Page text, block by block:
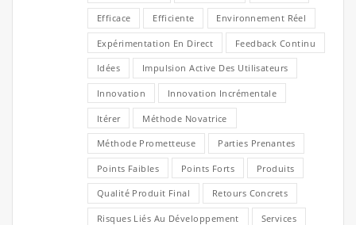
Efficace Efficiente Environnement Réel
Expérimentation En Direct Feedback Continu
Idées Impulsion Active Des Utilisateurs
Innovation Innovation Incrémentale
Itérer Méthode Novatrice
Méthode Prometteuse Parties Prenantes
Points Faibles Points Forts Produits
Qualité Produit Final Retours Concrets
Risques Liés Au Développement Services